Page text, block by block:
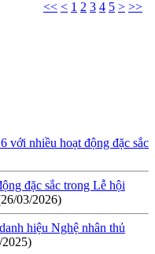
<< < 1 2 3 4 5 > >>
với nhiều hoạt động đặc sắc
đặc sắc trong Lễ hội
03/2026)
hiệu Nghệ nhân thủ